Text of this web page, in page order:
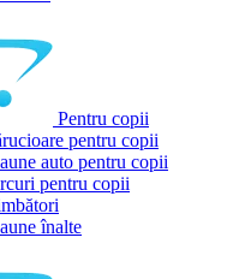
Pentru copii
pentru copii
auto pentru copii
pentru copii
înalte